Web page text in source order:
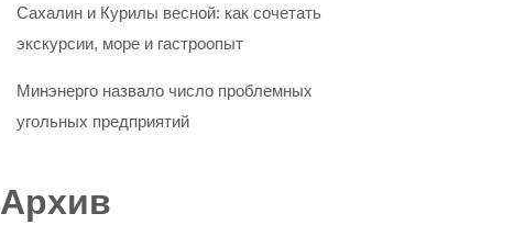
Сахалин и Курилы весной: как сочетать
экскурсии, море и гастроопыт
Минэнерго назвало число проблемных
угольных предприятий
Архив